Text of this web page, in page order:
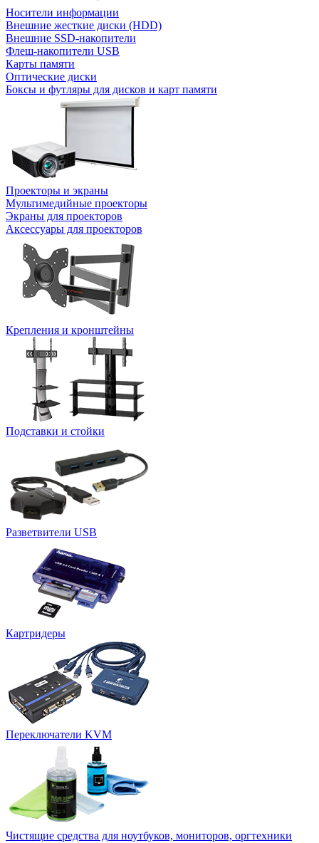
Носители информации
Внешние жесткие диски (HDD)
Внешние SSD-накопители
Флеш-накопители USB
Карты памяти
Оптические диски
Боксы и футляры для дисков и карт памяти
Проекторы и экраны
Мультимедийные проекторы
Экраны для проекторов
Аксессуары для проекторов
Крепления и кронштейны
Подставки и стойки
Разветвители USB
Картридеры
Переключатели KVM
Чистящие средства для ноутбуков, мониторов, оргтехники